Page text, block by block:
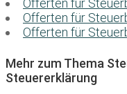
Offerten für
Offerten für
Offerten für
Mehr zum Thema
Steuererklärung